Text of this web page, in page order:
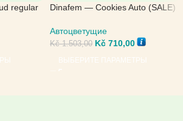
regular
Dinafem — Cookies Auto (SALE)
Автоцветущие
Kč1.503,00 Kč 710,00
ВЫБЕРИТЕ ПАРАМЕТРЫ